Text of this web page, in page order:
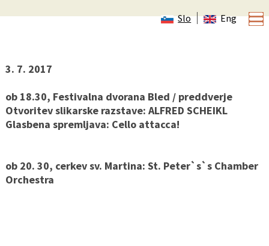
Slo Eng
3. 7. 2017
ob 18.30, Festivalna dvorana Bled / preddverje
Otvoritev slikarske razstave: ALFRED SCHEIKL
Glasbena spremljava: Cello attacca!
ob 20. 30, cerkev sv. Martina: St. Peter`s`s Chamber
Orchestra